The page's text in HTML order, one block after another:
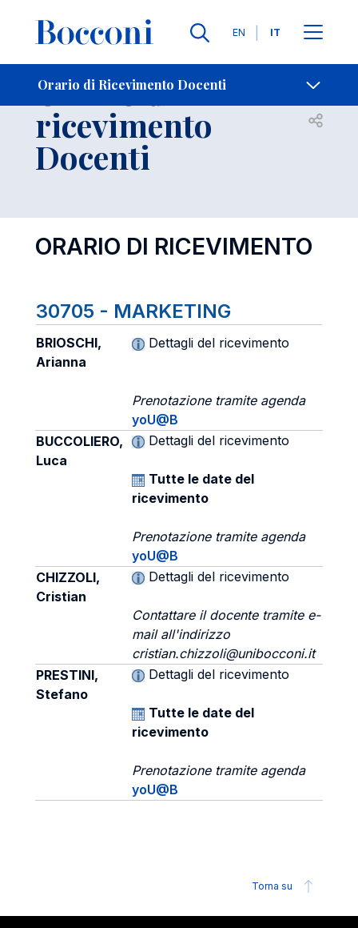
Lingue
EN IT
Orario di Ricevimento Docenti
-
Orario di
ricevimento
Docenti
Open
ORARIO DI RICEVIMENTO
30705 - MARKETING
BRIOSCHI,
Arianna
Dettagli del ricevimento
Prenotazione tramite agenda
yoU@B
BUCCOLIERO,
Luca
Dettagli del ricevimento
Tutte le date del
ricevimento
Prenotazione tramite agenda
yoU@B
CHIZZOLI,
Cristian
Dettagli del ricevimento
Contattare il docente tramite e-
mail all'indirizzo
cristian.chizzoli@unibocconi.it
PRESTINI,
Stefano
Dettagli del ricevimento
Tutte le date del
ricevimento
Prenotazione tramite agenda
yoU@B
Torna su